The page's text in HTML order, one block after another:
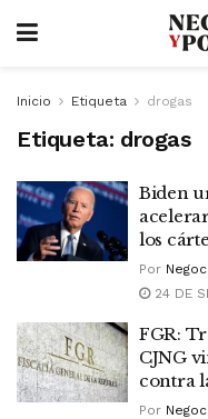
Inicio Etiqueta drogas
Etiqueta: drogas
Biden
los
Por
24 DE
FGR:
CJNG
contra
Por